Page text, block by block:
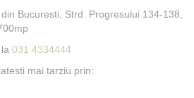
Bucuresti, Strd. Progresului 134-138,
031 4334444
mai tarziu prin: